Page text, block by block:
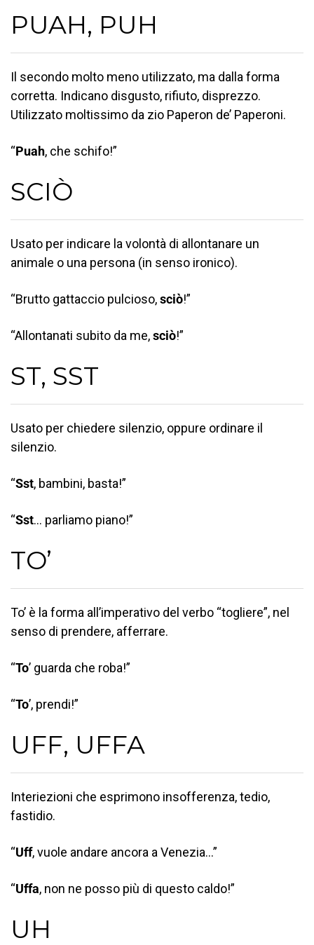
PUAH, PUH
Il secondo molto meno utilizzato, ma dalla forma
corretta. Indicano disgusto, rifiuto, disprezzo.
Utilizzato moltissimo da zio Paperon de’ Paperoni.
“Puah, che schifo!”
SCIÒ
Usato per indicare la volontà di allontanare un
animale o una persona (in senso ironico).
“Brutto gattaccio pulcioso,sciò!”
“Allontanati subito da me,sciò!”
ST, SST
Usato per chiedere silenzio, oppure ordinare il
silenzio.
“Sst, bambini, basta!”
“Sst… parliamo piano!”
TO’
To’ è la forma all’imperativo del verbo “togliere”, nel
senso di prendere, afferrare.
“To’ guarda che roba!”
“To’, prendi!”
UFF, UFFA
Interiezioni che esprimono insofferenza, tedio,
fastidio.
“Uff, vuole andare ancora a Venezia…”
“Uffa, non ne posso più di questo caldo!”
UH